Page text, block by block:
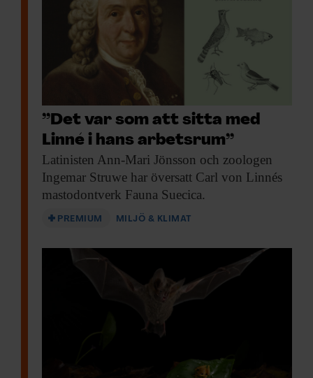
”Det var som att sitta med
Linné i hans arbetsrum”
Latinisten Ann-Mari Jönsson och zoologen
Ingemar Struwe har översatt Carl von Linnés
mastodontverk Fauna Suecica.
PREMIUM MILJÖ & KLIMAT